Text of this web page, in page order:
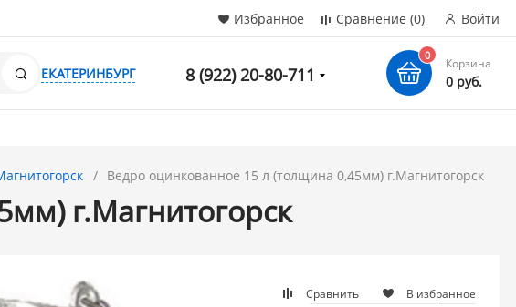
Избранное Сравнение (0) Войти
Поиск
ЕКАТЕРИНБУРГ 8 (922) 20-80-711
0
Корзина
0 руб.
Ведро оцинкованное 15 л (толщина 0,45мм) г.Магнитогорск
г.Магнитогорск
Сравнить В избранное